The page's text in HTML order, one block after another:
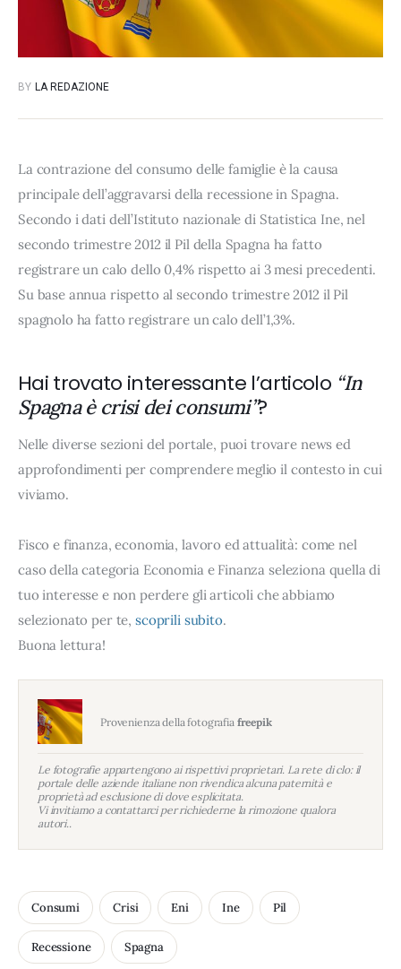
BY LA REDAZIONE
La contrazione del consumo delle famiglie è la causa
principale dell’aggravarsi della recessione in Spagna.
Secondo i dati dell’Istituto nazionale di Statistica Ine, nel
secondo trimestre 2012 il Pil della Spagna ha fatto
registrare un calo dello 0,4% rispetto ai 3 mesi precedenti.
Su base annua rispetto al secondo trimestre 2012 il Pil
spagnolo ha fatto registrare un calo dell’1,3%.
Hai trovato interessante l’articolo “In
Spagna è crisi dei consumi”?
Nelle diverse sezioni del portale, puoi trovare news ed
approfondimenti per comprendere meglio il contesto in cui
viviamo.
Fisco e finanza, economia, lavoro ed attualità: come nel
caso della categoria Economia e Finanza seleziona quella di
tuo interesse e non perdere gli articoli che abbiamo
selezionato per te, scoprili subito.
Buona lettura!
Provenienza della fotografia freepik
Le fotografie appartengono ai rispettivi proprietari. La rete di clo: il
portale delle aziende italiane non rivendica alcuna paternità e
proprietà ad esclusione di dove esplicitata.
Vi invitiamo a contattarci per richiederne la rimozione qualora
autori..
Consumi Crisi Eni Ine Pil
Recessione Spagna